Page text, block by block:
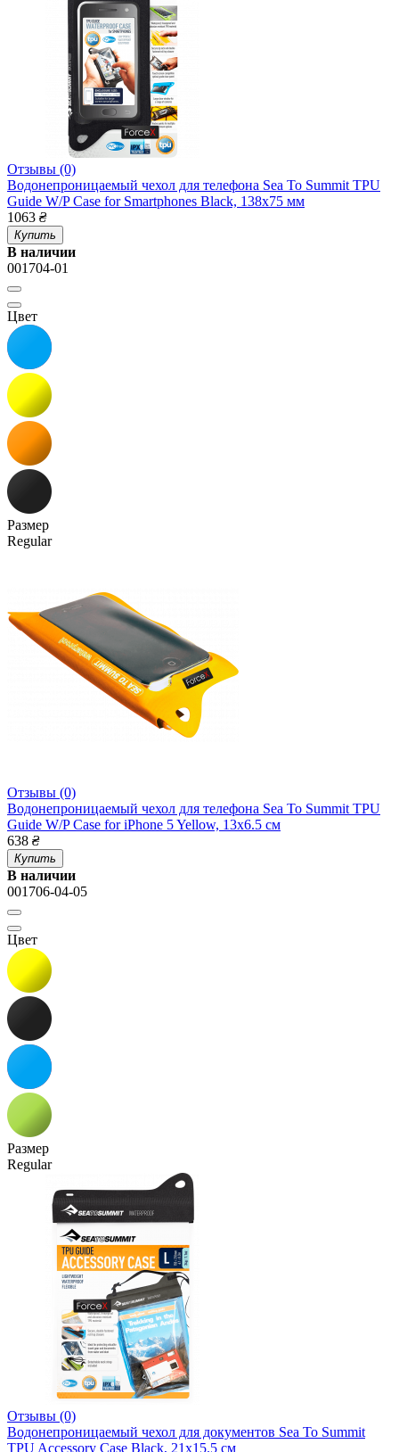
Отзывы (0)
Водонепроницаемый чехол для телефона Sea To Summit TPU
Guide W/P Case for Smartphones Black, 138x75 мм
1063 ₴
Купить
В наличии
001704-01
Цвет
Размер
Regular
Отзывы (0)
Водонепроницаемый чехол для телефона Sea To Summit TPU
Guide W/P Case for iPhone 5 Yellow, 13x6.5 см
638 ₴
Купить
В наличии
001706-04-05
Цвет
Размер
Regular
Отзывы (0)
Водонепроницаемый чехол для документов Sea To Summit
TPU Accessory Case Black, 21x15.5 см